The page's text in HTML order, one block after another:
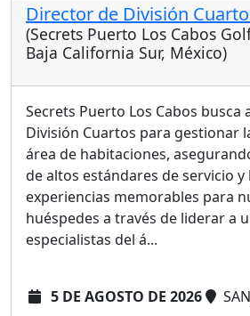
Director de División
(Secrets Puerto Los Cabos
Baja California Sur, México)
Secrets Puerto Los Cabos busca
División Cuartos para gestionar
área de habitaciones,
de altos estándares de servicio y
experiencias memorables para
huéspedes a través de liderar a
especialistas del á...
5 DE AGOSTO DE 2026